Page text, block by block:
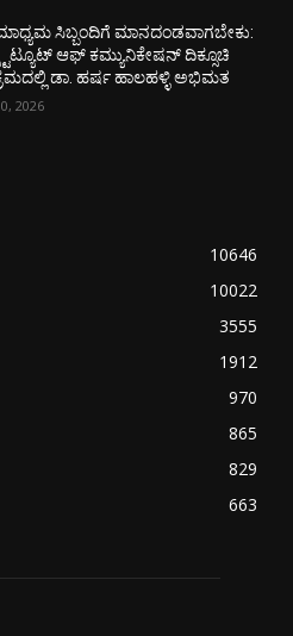
ಸಿಬ್ಬಂದಿಗೆ ಮಾನದಂಡವಾಗಬೇಕು:
ಆಫ್ ಕಮ್ಯುನಿಕೇಷನ್ ದಿಕ್ಸೂಚಿ
ಡಾ. ಹರ್ಷ ಹಾಲಹಳ್ಳಿ ಅಭಿಮತ
2026
10646
10022
3555
1912
970
865
829
663